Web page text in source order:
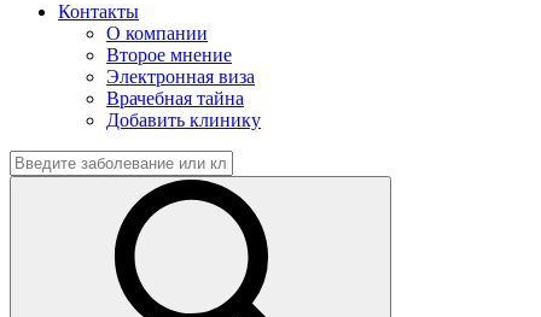
Контакты
О компании
Второе мнение
Электронная виза
Врачебная тайна
Добавить клинику